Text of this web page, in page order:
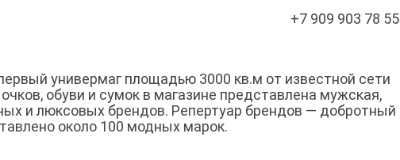
+7 909 903 78 55
универмаг площадью 3000 кв.м от известной сети
обуви и сумок в магазине представлена мужская,
и люксовых брендов. Репертуар брендов — добротный
около 100 модных марок.